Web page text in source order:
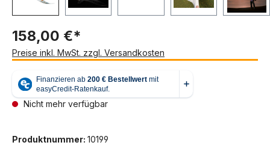
158,00 €*
Preise inkl. MwSt. zzgl. Versandkosten
Nicht mehr verfügbar
Produktnummer: 10199